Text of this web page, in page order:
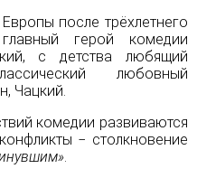
после трëхлетнего
главный герой комедии
с детства любящий
любовный
Чацкий.
комедии развиваются
− столкновение
.